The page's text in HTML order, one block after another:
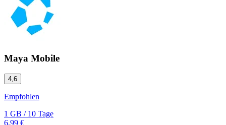
Maya Mobile
4,6
Empfohlen
1 GB /10 Tage
6,99 €